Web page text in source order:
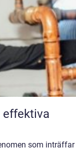
effektiva
som